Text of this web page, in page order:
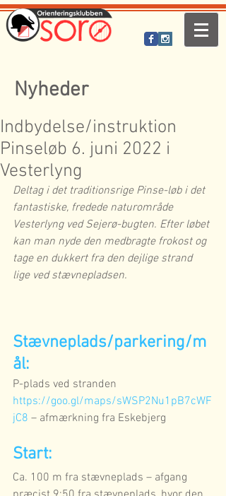
Nyheder
Indbydelse/instruktion
Pinseløb 6. juni 2022 i
Vesterlyng
Deltag i det traditionsrige Pinse-løb i det
fantastiske, fredede naturområde
Vesterlyng ved Sejerø-bugten. Efter løbet
kan man nyde den medbragte frokost og
tage en dukkert fra den dejlige strand
lige ved stævnepladsen.
Stævneplads/parkering/m
ål:
P-plads ved stranden
https://goo.gl/maps/sWSP2Nu1pB7cWF
jC8 – afmærkning fra Eskebjerg
Start:
Ca. 100 m fra stævneplads – afgang